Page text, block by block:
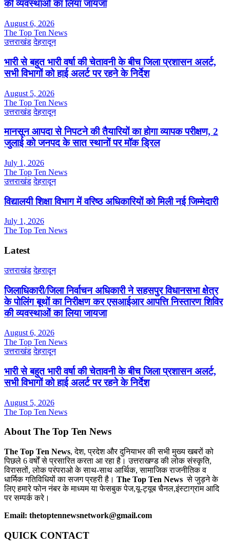
की व्यवस्थाओं का लिया जायजा
August 6, 2026
The Top Ten News
उत्तराखंड देहरादून
भारी से बहुत भारी वर्षा की चेतावनी के बीच जिला प्रशासन अलर्ट,
सभी विभागों को हाई अलर्ट पर रहने के निर्देश
August 5, 2026
The Top Ten News
उत्तराखंड देहरादून
मानसून आपदा से निपटने की तैयारियों का होगा व्यापक परीक्षण, 2
जुलाई को जनपद के सात स्थानों पर मॉक ड्रिल
July 1, 2026
The Top Ten News
उत्तराखंड देहरादून
विद्यालयी शिक्षा विभाग में वरिष्ठ अधिकारियों को मिली नई जिम्मेदारी
July 1, 2026
The Top Ten News
Latest
उत्तराखंड देहरादून
जिलाधिकारी/जिला निर्वाचन अधिकारी ने सहसपुर विधानसभा क्षेत्र
के पोलिंग बूथों का निरीक्षण कर एसआईआर आपत्ति निस्तारण शिविर
की व्यवस्थाओं का लिया जायजा
August 6, 2026
The Top Ten News
उत्तराखंड देहरादून
भारी से बहुत भारी वर्षा की चेतावनी के बीच जिला प्रशासन अलर्ट,
सभी विभागों को हाई अलर्ट पर रहने के निर्देश
August 5, 2026
The Top Ten News
About The Top Ten News
The Top Ten News, देश, प्रदेश और दुनियाभर की सभी मुख्य खबरों को
पिछले 6 वर्षों से प्रसारित करता आ रहा है। उत्तराखण्ड की लोक संस्कृति,
विरासतों, लोक परंपराओ के साथ-साथ आर्थिक, सामाजिक राजनीतिक व
धार्मिक गतिविधियों का सजग प्रहरी है। The Top Ten News से जुड़ने के
लिए हमारे फोन नंबर के माध्यम या फेसबुक पेज,यू-ट्यूब चैनल,इंस्टाग्राम आदि
पर सम्पर्क करे।
Email: thetoptennewsnetwork@gmail.com
QUICK CONTACT